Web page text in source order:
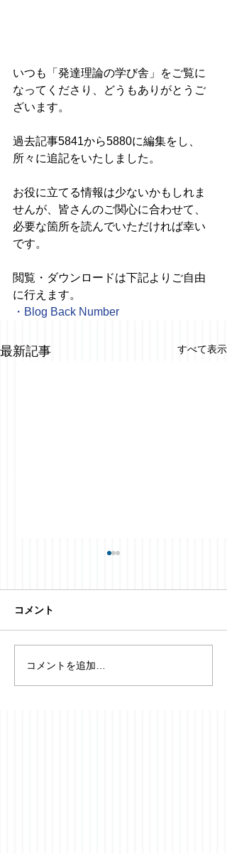
いつも「発達理論の学び舎」をご覧に
なってくださり、どうもありがとうご
ざいます。
過去記事5841から5880に編集をし、
所々に追記をいたしました。
お役に立てる情報は少ないかもしれま
せんが、皆さんのご関心に合わせて、
必要な箇所を読んでいただければ幸い
です。
閲覧・ダウンロードは下記よりご自由
に行えます。
・ Blog Back Number
最新記事 すべて表示
⭐️YouTubeチャンネル開
設のお知らせ成人発達学
コメント
コメントを追加…